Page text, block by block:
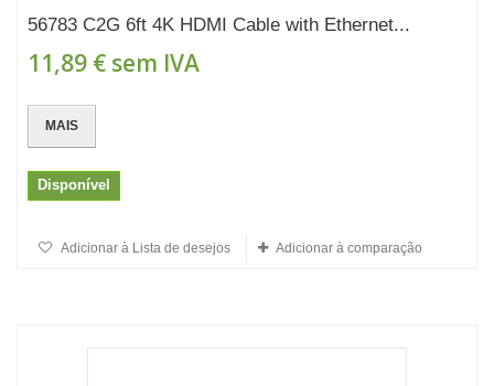
56783 C2G 6ft 4K HDMI Cable with Ethernet...
11,89 € sem IVA
MAIS
Disponível
Adicionar à Lista de desejos Adicionar à comparação